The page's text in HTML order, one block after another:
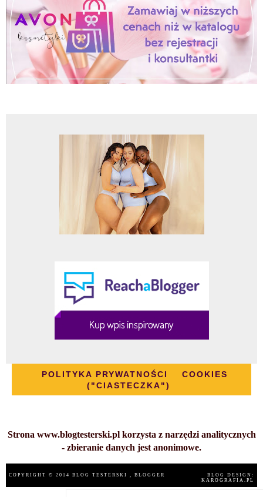
POLITYKA PRYWATNOŚCI
COOKIES
("CIASTECZKA")
Strona www.blogtesterski.pl korzysta z narzędzi analitycznych
- zbieranie danych jest anonimowe.
COPYRIGHT © 2014 BLOG TESTERSKI , BLOGGER
BLOG DESIGN:
KAROGRAFIA.PL